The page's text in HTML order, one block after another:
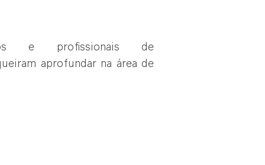
e profissionais de
aprofundar na área de